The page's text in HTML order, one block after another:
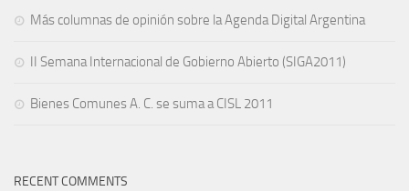
Más columnas de opinión sobre la Agenda Digital Argentina
II Semana Internacional de Gobierno Abierto (SIGA2011)
Bienes Comunes A. C. se suma a CISL 2011
RECENT COMMENTS